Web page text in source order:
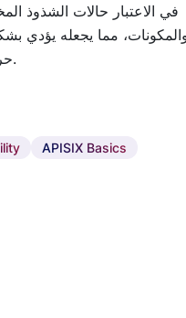
مما يجعله يؤدي
حركة المرور على مستوى المؤسسة.
APISIX Basics